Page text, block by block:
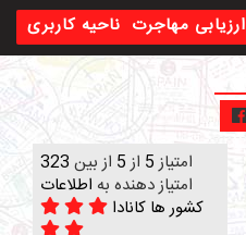
ناحیه کاربری ارزیابی مهاجرت
امتیاز5 از5 از بین 323
امتیاز دهنده به اطلاعات
کشور ها کانادا